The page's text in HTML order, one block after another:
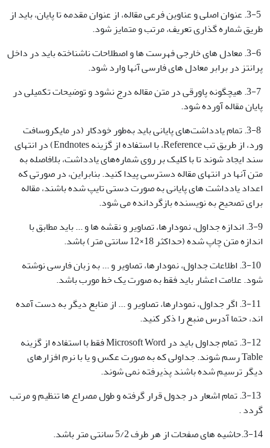
3-5. عنوان اصلی و عناوین فرعی مقاله، از عنوان مقدمه تا پایان، باید از
طریق شماره گذاری تعریف، مرتب و متمایز شود.
3-6. معادل های خارجی فهرست ها و اصطلاحات ناشناخته باید در داخل
پرانتز در برابر معادل های فارسی آنها وارد شود.
3-7. هیچگونه پاورقی در متن مقاله درج نشود و توضیحات تکمیلی در
پایان مقاله آورده شود.
3-8. تمام یادداشت‌های پایانی باید به‌طور خودکار (در مایکروسافت
ورد، از طریق تب Reference، با استفاده از گزینه Endnotes) در انتهای
سند ایجاد شوند تا با کلیک بر روی شماره‌های یادداشت، بلافاصله به
متن آنها در انتهای مقاله دسترسی پیدا کنید. بنابراین، در صورتی که
اعداد یادداشت های پایانی به صورت دستی تایپ شده باشند، مقاله
برای تصحیح به نویسنده بازگردانده می شود.
3-9. اندازه جداول، نمودارها، تصاویر و نقشه ها و ... باید مطابق با
اندازه متن چاپ شده (حداکثر 18×12 سانتی متر) باشد.
3-10. اطلاعات جداول، نمودارها، تصاویر و ... به زبان فارسی نوشته
شود. علامت اعشار باید فقط به صورت یک خط مورب باشد.
3-11. اگر جداول، نمودارها، تصاویر و ... از منابع دیگر به دست آمده
اند، حتما آدرس منبع را ذکر کنید.
3-12. تمام جداول باید در Microsoft Word فقط با استفاده از گزینه
Table رسم شوند. جداولی که به صورت عکس و یا با نرم افزارهای
دیگر ترسیم شده باشند پذیرفته نمی شوند.
3-13. تمام اشعار در جدول قرار گرفته و طول مصراع ها تنظیم و مرتب
گردد .
3-14.حاشیه های صفحات از هر طرف 5/2 سانتی متر باشد.